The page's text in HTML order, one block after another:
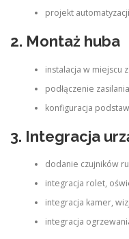
projekt
2. Montaż huba
instalacja w miejscu
podłączenie
konfiguracja
3. Integracja
dodanie czujników
integracja rolet,
integracja kamer,
integracja